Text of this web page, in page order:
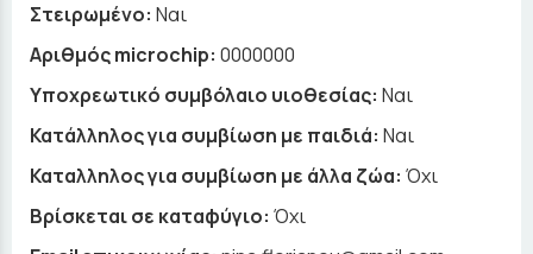
Στειρωμένο: Ναι
Αριθμός microchip: 0000000
Υποχρεωτικό συμβόλαιο υιοθεσίας: Ναι
Κατάλληλος για συμβίωση με παιδιά: Ναι
Καταλληλος για συμβίωση με άλλα ζώα: Όχι
Βρίσκεται σε καταφύγιο: Όχι